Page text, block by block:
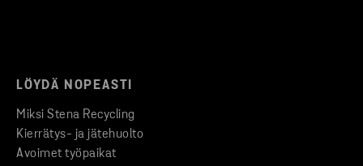
LÖYDÄ NOPEASTI
Miksi Stena Recycling
Kierrätys- ja jätehuolto
Avoimet työpaikat